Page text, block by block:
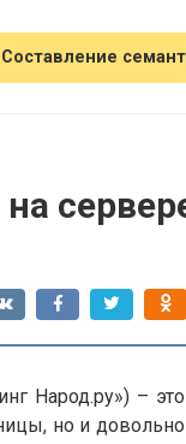
Составление
Народ.ру») – это
но и довольно